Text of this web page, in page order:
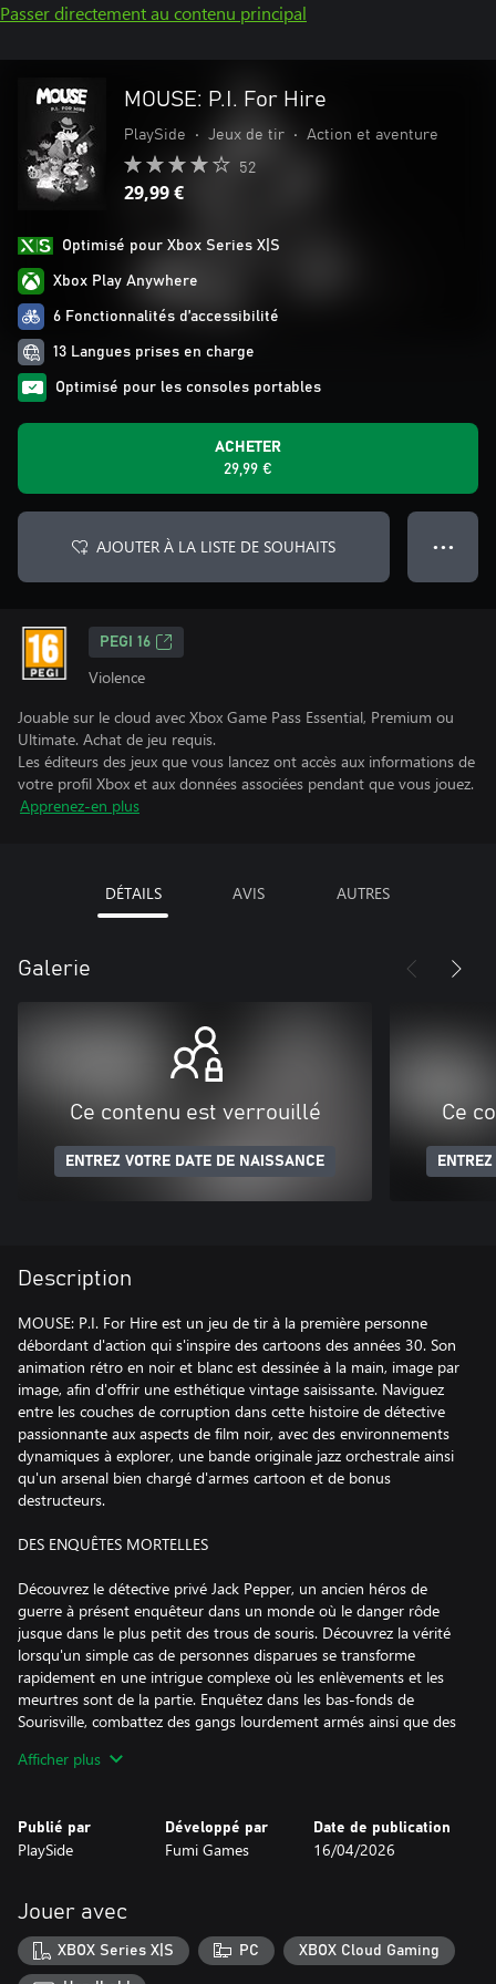
Passer directement au contenu principal
MOUSE: P.I. For Hire
PlaySide • Jeux de tir • Action et aventure
52
29,99 €
Optimisé pour Xbox Series X|S
Xbox Play Anywhere
6 Fonctionnalités d’accessibilité
13 Langues prises en charge
Optimisé pour les consoles portables
ACHETER
29,99 €
AJOUTER À LA LISTE DE SOUHAITS ● ● ●
PEGI 16
Violence
Jouable sur le cloud avec Xbox Game Pass Essential, Premium ou
Ultimate. Achat de jeu requis.
Les éditeurs des jeux que vous lancez ont accès aux informations de
votre profil Xbox et aux données associées pendant que vous jouez.
Apprenez-en plus
DÉTAILS AVIS AUTRES
Galerie
Ce contenu est verrouillé
ENTREZ VOTRE DATE DE NAISSANCE
Ce
Description
MOUSE: P.I. For Hire est un jeu de tir à la première personne
débordant d'action qui s'inspire des cartoons des années 30. Son
animation rétro en noir et blanc est dessinée à la main, image par
image, afin d'offrir une esthétique vintage saisissante. Naviguez
entre les couches de corruption dans cette histoire de détective
passionnante aux aspects de film noir, avec des environnements
dynamiques à explorer, une bande originale jazz orchestrale ainsi
qu'un arsenal bien chargé d'armes cartoon et de bonus
destructeurs.
DES ENQUÊTES MORTELLES
Découvrez le détective privé Jack Pepper, un ancien héros de
guerre à présent enquêteur dans un monde où le danger rôde
jusque dans le plus petit des trous de souris. Découvrez la vérité
lorsqu'un simple cas de personnes disparues se transforme
rapidement en une intrigue complexe où les enlèvements et les
meurtres sont de la partie. Enquêtez dans les bas-fonds de
Sourisville, combattez des gangs lourdement armés ainsi que des
la conspiration enterrée sous la surface.
Des mitrailleuses crépitantes aux projectiles explosifs, chaque
cartoonesque inarrêtable. Équipez-vous avec un éventail d'armes
à feu classiques mais créatives, et consommez des améliorations
puissantes lorsque vous aurez besoin d'un supplément
d'épinards dans vos coups ! Des batailles létales et des combats
Afficher plus
Publié par
PlaySide
Développé par
Fumi Games
Date de publication
16/04/2026
Jouer avec
XBOX Series X|S PC XBOX Cloud Gaming